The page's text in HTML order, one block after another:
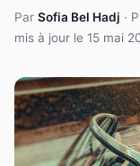
Par Sofia Bel Hadj ·
mis à jour le 15 mai